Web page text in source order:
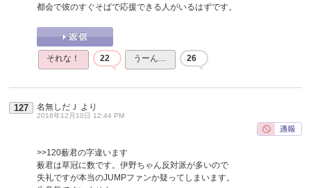
都会で彼のすぐそばで応援できる人がいるはずです。
それな！ 22 うーん… 26
127 名無しだＪ より
2016年12月10日 12:44 PM
>>120薮君の字違います
薮君は草冠に数です。伊野ちゃん反対派が多いので
失礼ですが本当のJUMPファンか疑ってしまいます。